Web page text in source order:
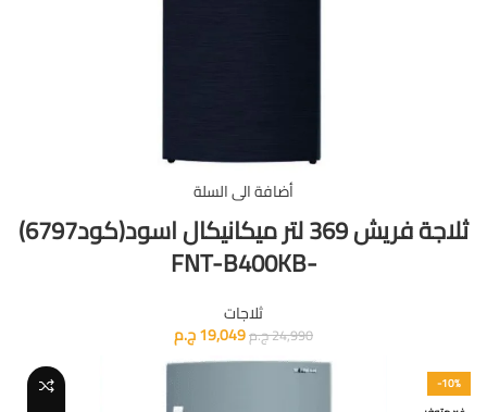
أضافة الى السلة
ثلاجة فريش 369 لتر ميكانيكال اسود(كود6797)
-FNT-B400KB
ثلاجات
24,990ج.م19,049ج.م
-10%